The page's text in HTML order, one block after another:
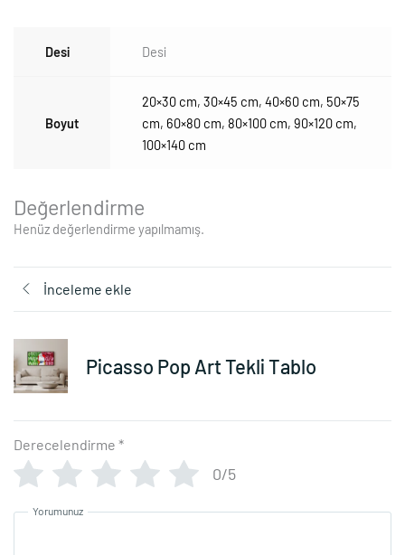
Desi Desi
Boyut
20×30 cm, 30×45 cm, 40×60 cm, 50×75
cm, 60×80 cm, 80×100 cm, 90×120 cm,
100×140 cm
Değerlendirme
Henüz değerlendirme yapılmamış.
İnceleme ekle
Picasso Pop Art Tekli Tablo
Derecelendirme *
0/5
Yorumunuz